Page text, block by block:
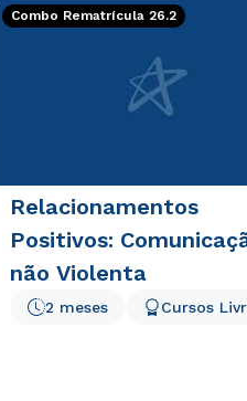
Combo Rematrícula 26.2
Relacionamentos
Positivos:
não Violenta
2 meses Cursos
Estou de
autorizo que
Estou de
autorizo que